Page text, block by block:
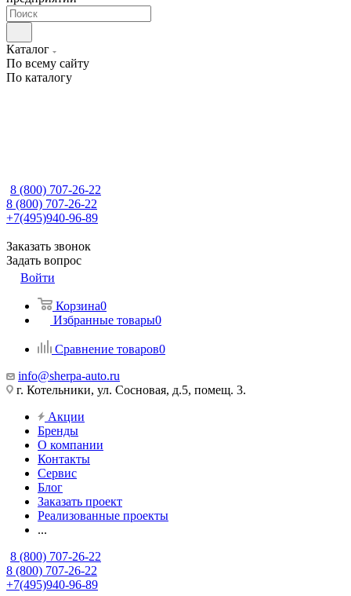
Каталог
По всему сайту
По каталогу
8 (800) 707-26-22
8 (800) 707-26-22
+7(495)940-96-89
Заказать звонок
Задать вопрос
Войти
Корзина0
Избранные товары0
Сравнение товаров0
info@sherpa-auto.ru
г. Котельники, ул. Сосновая, д.5, помещ. 3.
Акции
Бренды
О компании
Контакты
Сервис
Блог
Заказать проект
Реализованные проекты
...
8 (800) 707-26-22
8 (800) 707-26-22
+7(495)940-96-89